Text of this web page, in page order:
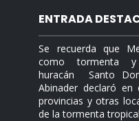
ENTRADA
Se recuerda que
como tormenta
huracán Santo
Abinader declaró
provincias y otras
de la tormenta